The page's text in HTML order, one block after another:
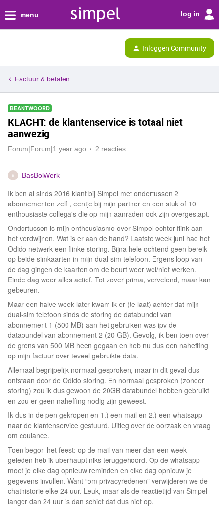
menu log in
Inloggen Community
Factuur & betalen
BEANTWOORD
KLACHT: de klantenservice is totaal niet
aanwezig
Forum|Forum|1 year ago 2 reacties
B BasBolWerk
Ik ben al sinds 2016 klant bij Simpel met ondertussen 2
abonnementen zelf , eentje bij mijn partner en een stuk of 10
enthousiaste collega's die op mijn aanraden ook zijn overgestapt.
Ondertussen is mijn enthousiasme over Simpel echter flink aan
het verdwijnen. Wat is er aan de hand? Laatste week juni had het
Odido netwerk een flinke storing. Bijna hele ochtend geen bereik
op beide simkaarten in mijn dual-sim telefoon. Ergens loop van
de dag gingen de kaarten om de beurt weer wel/niet werken.
Einde dag weer alles actief. Tot zover prima, vervelend, maar kan
gebeuren.
Maar een halve week later kwam ik er (te laat) achter dat mijn
dual-sim telefoon sinds de storing de databundel van
abonnement 1 (500 MB) aan het gebruiken was ipv de
databundel van abonnement 2 (20 GB). Gevolg, ik ben toen over
de grens van 500 MB heen gegaan en heb nu dus een naheffing
op mijn factuur over teveel gebruikte data.
Allemaal begrijpelijk normaal gesproken, maar in dit geval dus
ontstaan door de Odido storing. En normaal gesproken (zonder
storing) zou ik dus gewoon de 20GB databundel hebben gebruikt
en zou er geen naheffing nodig zijn geweest.
Ik dus in de pen gekropen en 1.) een mail en 2.) een whatsapp
naar de klantenservice gestuurd. Uitleg over de oorzaak en vraag
om coulance.
Toen begon het feest: op de mail van meer dan een week
geleden heb ik uberhaupt niks teruggehoord. Op de whatsapp
moet je elke dag opnieuw reminden en elke dag opnieuw je
gegevens invullen. Want “om privacyredenen” verwijderen we de
chathistorie elke 24 uur. Leuk, maar als de reactietijd van Simpel
langer dan 24 uur is dan schiet dat dus niet op.